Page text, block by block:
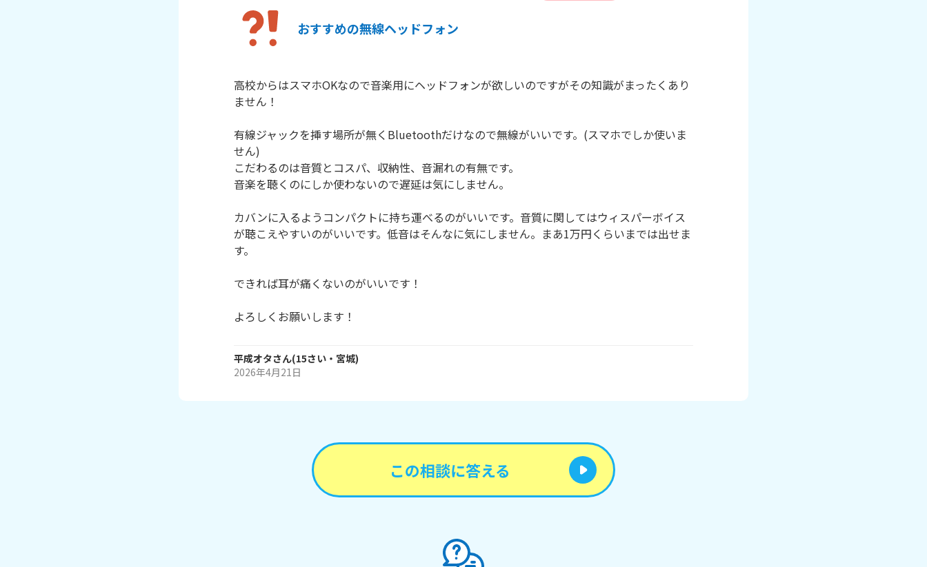
おすすめの無線ヘッドフォン
高校からはスマホOKなので音楽用にヘッドフォンが欲しいのですがその知識がまったくあり
ません！
有線ジャックを挿す場所が無くBluetoothだけなので無線がいいです。(スマホでしか使いま
せん)
こだわるのは音質とコスパ、収納性、音漏れの有無です。
音楽を聴くのにしか使わないので遅延は気にしません。
カバンに入るようコンパクトに持ち運べるのがいいです。音質に関してはウィスパーボイス
が聴こえやすいのがいいです。低音はそんなに気にしません。まあ1万円くらいまでは出せま
す。
できれば耳が痛くないのがいいです！
よろしくお願いします！
平成オタさん(15さい・ 宮城)
2026年4月21日
この相談に答える